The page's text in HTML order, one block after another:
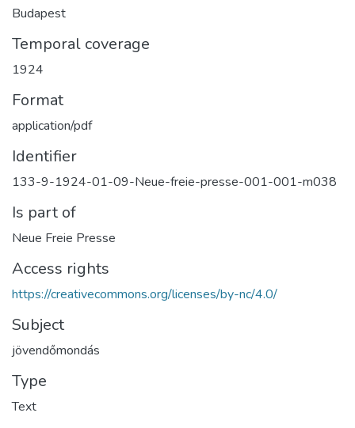
Budapest
Temporal coverage
1924
Format
application/pdf
Identifier
133-9-1924-01-09-Neue-freie-presse-001-001-m038
Is part of
Neue Freie Presse
Access rights
https://creativecommons.org/licenses/by-nc/4.0/
Subject
jövendőmondás
Type
Text